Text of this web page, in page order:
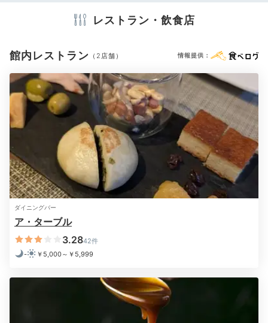
「SONORITÉ」でコースとワインのペアリングをオーダ
ており、見た目も味も楽しみました。
+7
Freetime
20:00
2つの大浴場で
心静かな癒しの時を
コンディショナー
ボディソープ シャワーキャップ
※設備・アメニティは、確認が取れている情報を表示しています。
レストラン・飲食店
館内レストラン （2店舗） 情報提供：
ダイニングバー
ア・ターブル
3.2842件
-
￥5,000～￥5,999